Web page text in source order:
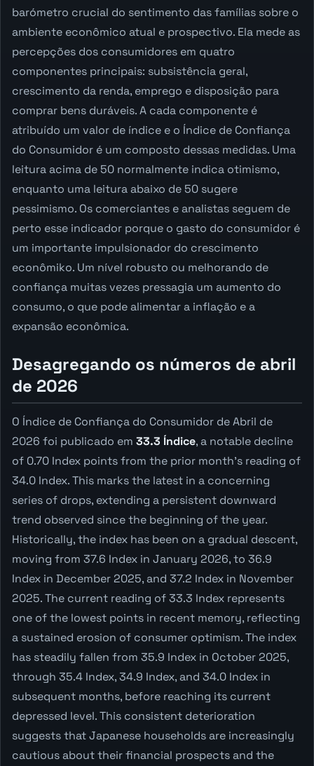
barómetro crucial do sentimento das famílias sobre o
ambiente econômico atual e prospectivo. Ela mede as
percepções dos consumidores em quatro
componentes principais: subsistência geral,
crescimento da renda, emprego e disposição para
comprar bens duráveis. A cada componente é
atribuído um valor de índice e o Índice de Confiança
do Consumidor é um composto dessas medidas. Uma
leitura acima de 50 normalmente indica otimismo,
enquanto uma leitura abaixo de 50 sugere
pessimismo. Os comerciantes e analistas seguem de
perto esse indicador porque o gasto do consumidor é
um importante impulsionador do crescimento
econômiko. Um nível robusto ou melhorando de
confiança muitas vezes pressagia um aumento do
consumo, o que pode alimentar a inflação e a
expansão econômica.
Desagregando os números de abril
de 2026
O Índice de Confiança do Consumidor de Abril de
2026 foi publicado em 33.3 Índice, a notable decline
of 0.70 Index points from the prior month's reading of
34.0 Index. This marks the latest in a concerning
series of drops, extending a persistent downward
trend observed since the beginning of the year.
Historically, the index has been on a gradual descent,
moving from 37.6 Index in January 2026, to 36.9
Index in December 2025, and 37.2 Index in November
2025. The current reading of 33.3 Index represents
one of the lowest points in recent memory, reflecting
a sustained erosion of consumer optimism. The index
has steadily fallen from 35.9 Index in October 2025,
through 35.4 Index, 34.9 Index, and 34.0 Index in
subsequent months, before reaching its current
depressed level. This consistent deterioration
suggests that Japanese households are increasingly
cautious about their financial prospects and the